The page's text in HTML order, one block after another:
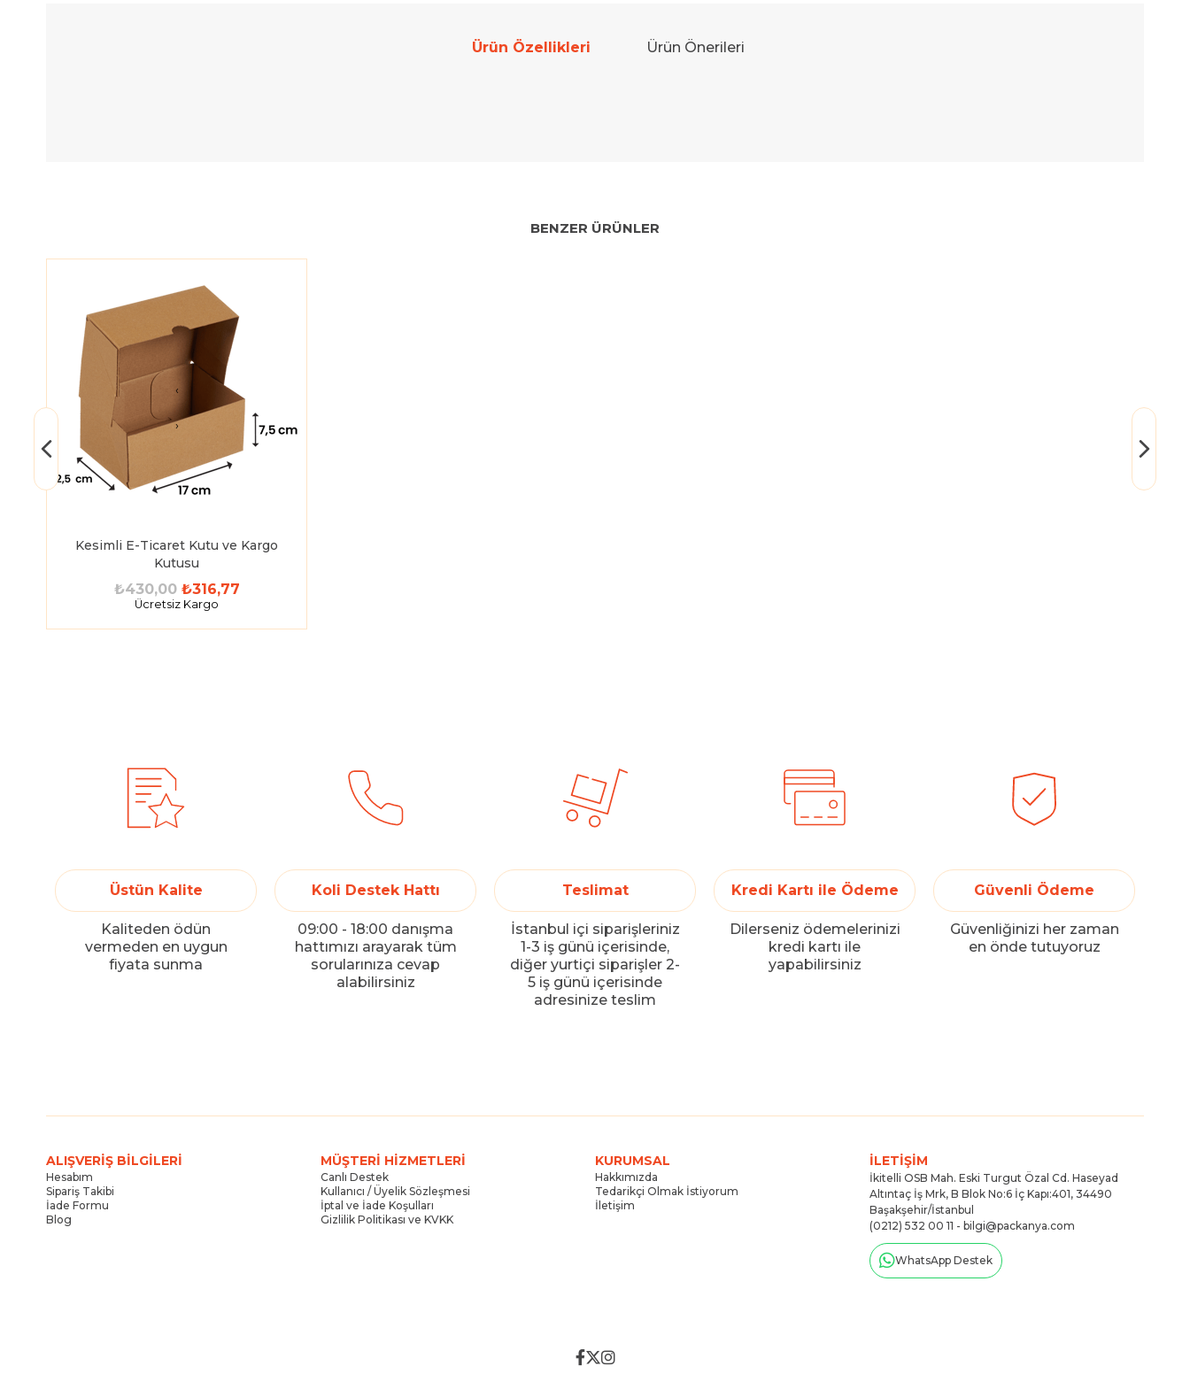
Ürün Özellikleri Ürün Önerileri
BENZER ÜRÜNLER
‹
›
Kesimli E-Ticaret Kutu ve Kargo
Kutusu
₺316,77
₺430,00
Ücretsiz Kargo
Üstün Kalite
Kaliteden ödün
vermeden en uygun
fiyata sunma
Koli Destek Hattı
09:00 - 18:00 danışma
hattımızı arayarak tüm
sorularınıza cevap
alabilirsiniz
Teslimat
İstanbul içi siparişleriniz
1-3 iş günü içerisinde,
diğer yurtiçi siparişler 2-
5 iş günü içerisinde
adresinize teslim
Kredi Kartı ile Ödeme
Dilerseniz ödemelerinizi
kredi kartı ile
yapabilirsiniz
Güvenli Ödeme
Güvenliğinizi her zaman
en önde tutuyoruz
ALIŞVERİŞ BİLGİLERİ
Hesabım
Sipariş Takibi
İade Formu
Blog
MÜŞTERİ HİZMETLERİ
Canlı Destek
Kullanıcı / Üyelik Sözleşmesi
İptal ve İade Koşulları
Gizlilik Politikası ve KVKK
KURUMSAL
Hakkımızda
Tedarikçi Olmak İstiyorum
İletişim
İLETİŞİM
İkitelli OSB Mah. Eski Turgut Özal Cd. Haseyad
Altıntaç İş Mrk, B Blok No:6 İç Kapı:401, 34490
Başakşehir/İstanbul
(0212) 532 00 11 - bilgi@packanya.com
WhatsApp Destek